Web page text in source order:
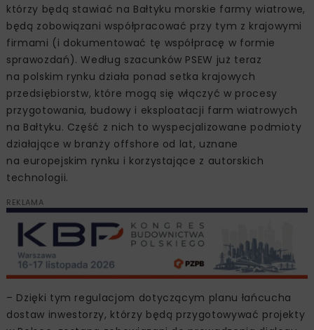
którzy będą stawiać na Bałtyku morskie farmy wiatrowe,
będą zobowiązani współpracować przy tym z krajowymi
firmami (i dokumentować tę współpracę w formie
sprawozdań). Według szacunków PSEW już teraz
na polskim rynku działa ponad setka krajowych
przedsiębiorstw, które mogą się włączyć w procesy
przygotowania, budowy i eksploatacji farm wiatrowych
na Bałtyku. Część z nich to wyspecjalizowane podmioty
działające w branży offshore od lat, uznane
na europejskim rynku i korzystające z autorskich
technologii.
REKLAMA
– Dzięki tym regulacjom dotyczącym planu łańcucha
dostaw inwestorzy, którzy będą przygotowywać projekty